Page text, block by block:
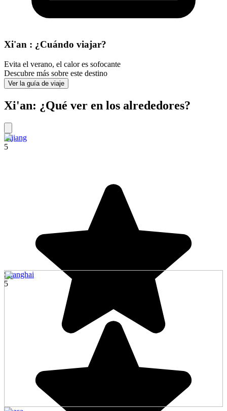
Xi'an : ¿Cuándo viajar?
Evita el verano, el calor es sofocante
Descubre más sobre este destino
Ver la guía de viaje
Xi'an: ¿Qué ver en los alrededores?
Lijiang
5
Shanghai
5